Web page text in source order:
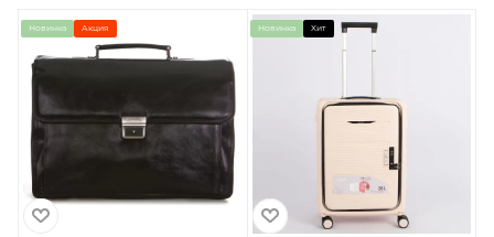
Новинка Акция Новинка Хит